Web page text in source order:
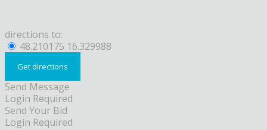
directions to:
48.210175 16.329988
Send Message
Login Required
Send Your Bid
Login Required